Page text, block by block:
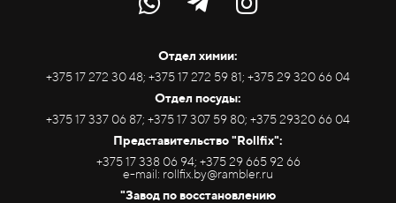
Отдел химии:
+375 17 272 30 48; +375 17 272 59 81; +375 29 320 66 04
Отдел посуды:
+375 17 337 06 87; +375 17 307 59 80; +375 29320 66 04
Представительство "Rollfix":
+375 17 338 06 94; +375 29 665 92 66
e-mail: rollfix.by@rambler.ru
"Завод по восстановлению